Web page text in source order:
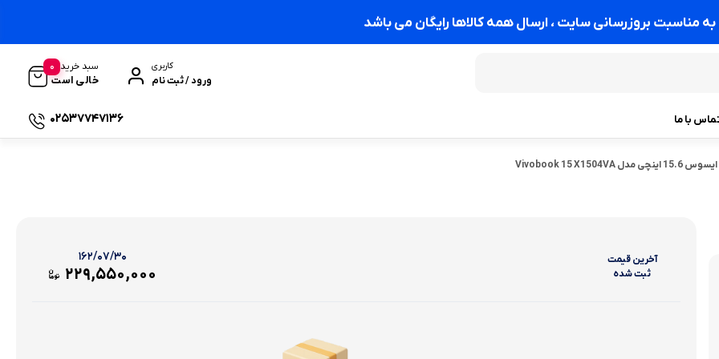
به مناسبت بروزرسانی سایت ، ارسال همه کالاها رایگان می باشد
کاربری
ورود / ثبت نام
سبد خرید
خالی است
0
با ما 02537747136
لپ تاپ ایسوس 15.6 اینچی مدل Vivobook 15 X1504VA
آخرین‌ قیمت
ثبت‌ شده
۱۶۲/۰۷/۳۰
۲۲۹,۵۵۰,۰۰۰